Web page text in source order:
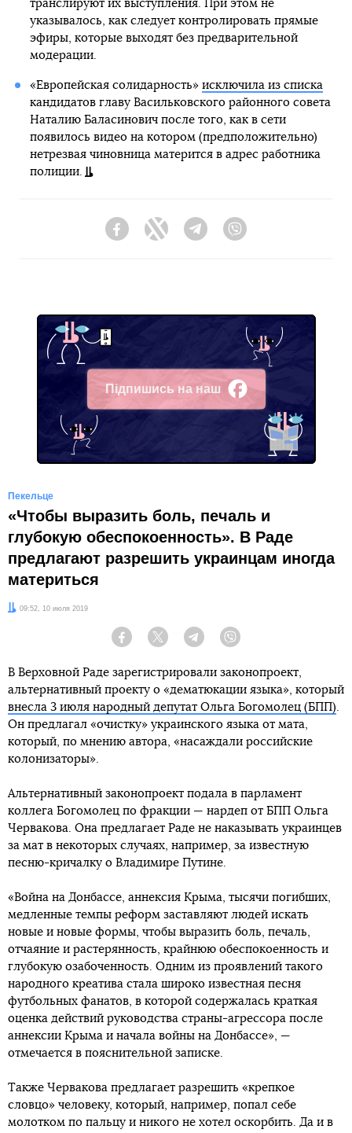
транслируют их выступления. При этом не
указывалось, как следует контролировать прямые
эфиры, которые выходят без предварительной
модерации.
«Европейская солидарность» исключила из списка
кандидатов главу Васильковского районного совета
Наталию Баласинович после того, как в сети
появилось видео на котором (предположительно)
нетрезвая чиновница матерится в адрес работника
полиции.
FacebookTwitter Telegram
Підпишись на наш
Facebook
Пекельце
«Чтобы выразить боль, печаль и
глубокую обеспокоенность». В Раде
предлагают разрешить украинцам иногда
материться
Дата:09:52, 10 июля 2019
Facebook Twitter Telegram
В Верховной Раде зарегистрировали законопроект,
альтернативный проекту о «дематюкации языка», который
внесла 3 июля народный депутат Ольга Богомолец (БПП).
Он предлагал «очистку» украинского языка от мата,
который, по мнению автора, «насаждали российские
колонизаторы».
Альтернативный законопроект подала в парламент
коллега Богомолец по фракции — нардеп от БПП Ольга
Червакова. Она предлагает Раде не наказывать украинцев
за мат в некоторых случаях, например, за известную
песню-кричалку о Владимире Путине.
«Война на Донбассе, аннексия Крыма, тысячи погибших,
медленные темпы реформ заставляют людей искать
новые и новые формы, чтобы выразить боль, печаль,
отчаяние и растерянность, крайнюю обеспокоенность и
глубокую озабоченность. Одним из проявлений такого
народного креатива стала широко известная песня
футбольных фанатов, в которой содержалась краткая
оценка действий руководства страны-агрессора после
аннексии Крыма и начала войны на Донбассе», —
отмечается в пояснительной записке.
Также Червакова предлагает разрешить «крепкое
словцо» человеку, который, например, попал себе
молотком по пальцу и никого не хотел оскорбить. Да и в